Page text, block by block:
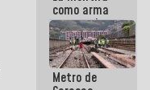
como arma
contra el
Pueblo
Metro de